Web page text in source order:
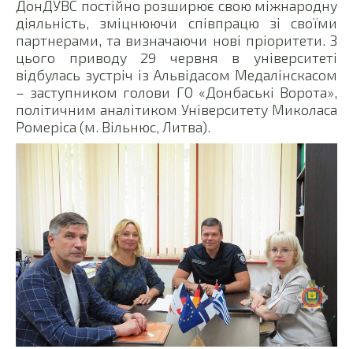
ДонДУВС постійно розширює свою міжнародну
діяльність, зміцнюючи співпрацю зі своїми
партнерами, та визначаючи нові пріоритети. З
цього приводу 29 червня в університеті
відбулась зустріч із Альвідасом Медалінскасом
– заступником голови ГО «Донбаські Ворота»,
політичним аналітиком Університету Миколаса
Ромеріса (м. Вільнюс, Литва).